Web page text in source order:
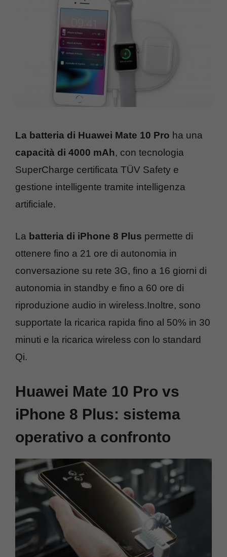
La batteria di Huawei Mate 10 Pro ha una
capacità di 4000 mAh, con tecnologia
SuperCharge certificata TÜV Safety e
gestione intelligente tramite intelligenza
artificiale.
La batteria di iPhone 8 Plus permette di
ottenere fino a 21 ore di autonomia in
conversazione su rete 3G, fino a 16 giorni di
autonomia in standby e fino a 60 ore di
riproduzione audio in wireless.Inoltre, sono
supportate la ricarica rapida fino al 50% in 30
minuti e la ricarica wireless con lo standard
Qi.
Huawei Mate 10 Pro vs
iPhone 8 Plus: sistema
operativo a confronto